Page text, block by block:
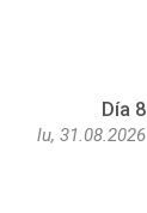
Día 8
lu, 31.08.2026